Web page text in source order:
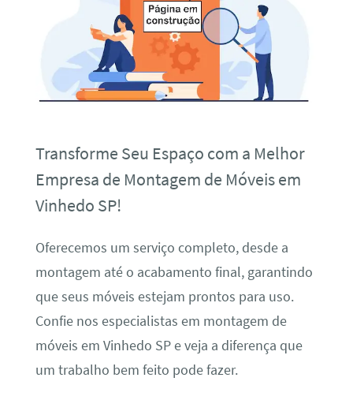
Transforme Seu Espaço com a Melhor
Empresa de Montagem de Móveis em
Vinhedo SP!
Oferecemos um serviço completo, desde a
montagem até o acabamento final, garantindo
que seus móveis estejam prontos para uso.
Confie nos especialistas em montagem de
móveis em Vinhedo SP e veja a diferença que
um trabalho bem feito pode fazer.